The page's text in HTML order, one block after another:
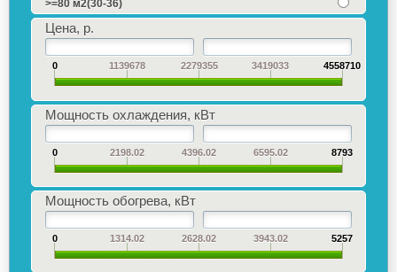
>=80 м2(30-36)
Цена, р.
0 1139678 2279355 3419033 4558710
Мощность охлаждения, кВт
0 2198.02 4396.02 6595.02 8793
Мощность обогрева, кВт
0 1314.02 2628.02 3943.02 5257